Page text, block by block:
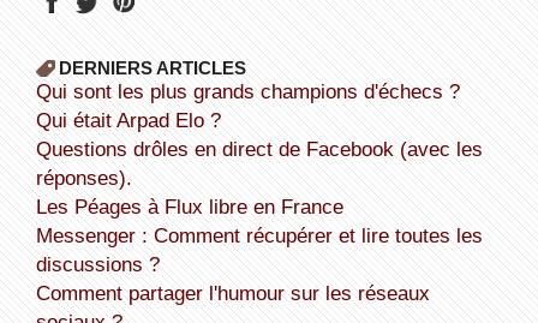
DERNIERS ARTICLES
Qui sont les plus grands champions d'échecs ?
Qui était Arpad Elo ?
Questions drôles en direct de Facebook (avec les
réponses).
Les Péages à Flux libre en France
Messenger : Comment récupérer et lire toutes les
discussions ?
Comment partager l'humour sur les réseaux